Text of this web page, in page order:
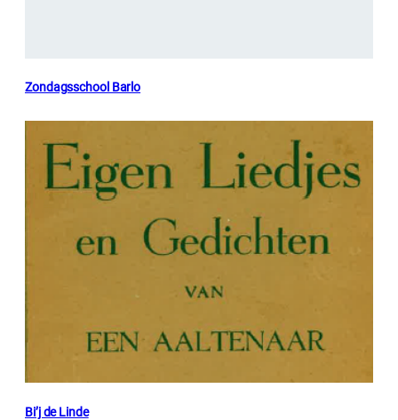
Zondagsschool Barlo
Bi’j de Linde